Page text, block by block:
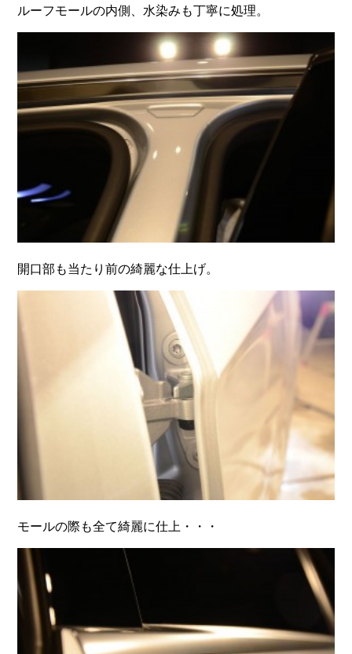
ルーフモールの内側、水染みも丁寧に処理。
開口部も当たり前の綺麗な仕上げ。
モールの際も全て綺麗に仕上・・・